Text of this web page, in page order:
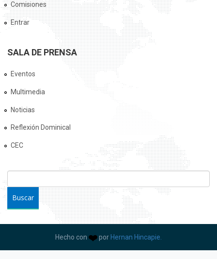
Comisiones
Entrar
SALA DE PRENSA
Eventos
Multimedia
Noticias
Reflexión Dominical
CEC
FORMULARIO DE BÚSQUEDA
Hecho con por Hernan Hincapie.